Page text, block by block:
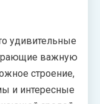
удивительные
важную
строение,
и интересные